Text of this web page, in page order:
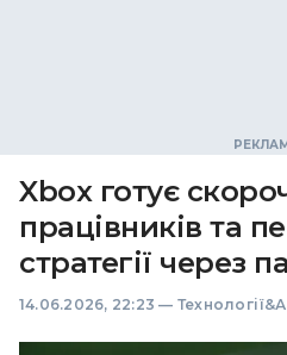
Xbox готує
працівників та
стратегії через
14.06.2026, 22:23 —